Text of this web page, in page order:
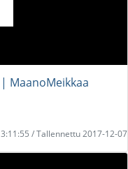
| MaanoMeikkaa
/ Tallennettu 2017-12-07